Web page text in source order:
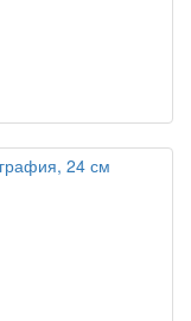
24 см